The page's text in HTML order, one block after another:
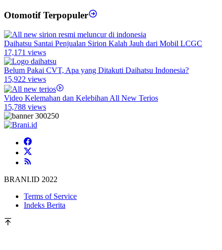
Otomotif Terpopuler
Daihatsu Santai Penjualan Sirion Kalah Jauh dari Mobil LCGC
17,171 views
Belum Pakai CVT, Apa yang Ditakuti Daihatsu Indonesia?
15,922 views
Video Kelemahan dan Kelebihan All New Terios
15,788 views
BRANI.ID 2022
Terms of Service
Indeks Berita